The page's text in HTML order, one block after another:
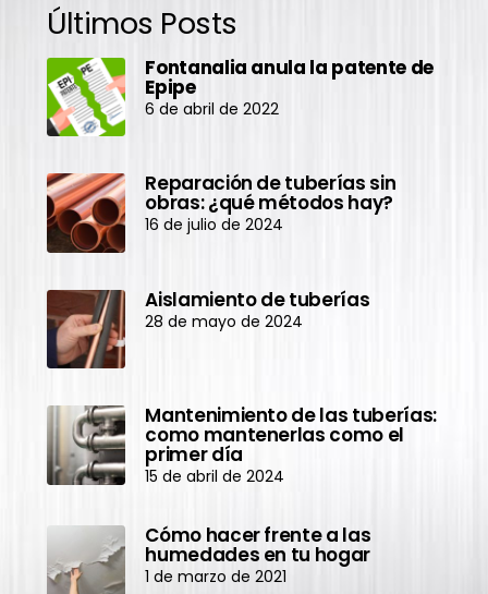
Últimos Posts
Fontanalia anula la patente de
Epipe
6 de abril de 2022
Reparación de tuberías sin
obras: ¿qué métodos hay?
16 de julio de 2024
Aislamiento de tuberías
28 de mayo de 2024
Mantenimiento de las tuberías:
como mantenerlas como el
primer día
15 de abril de 2024
Cómo hacer frente a las
humedades en tu hogar
1 de marzo de 2021